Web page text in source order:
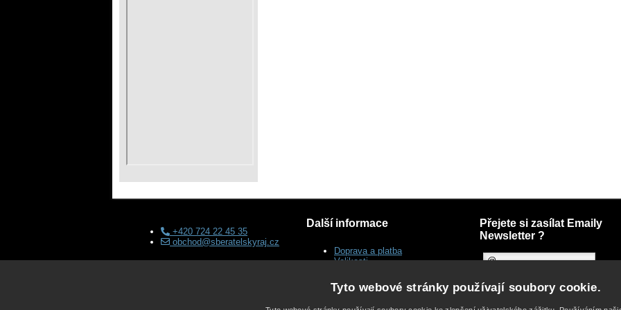
+420 724 22 45 35
obchod@sberatelskyraj.cz
Další informace
Doprava a platba
Velikosti
Reklamace
Péče o šperky
Přejete si zasílat Emaily
Newsletter ?
Tyto webové stránky používají soubory cookie.